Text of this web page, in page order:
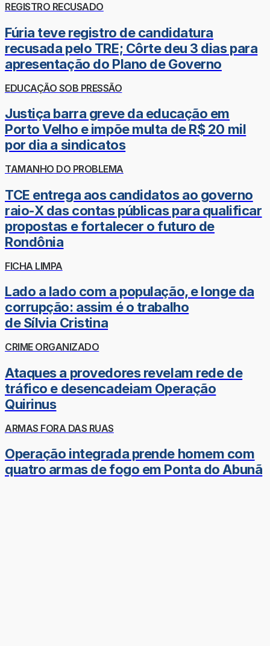
REGISTRO RECUSADO
Fúria teve registro de candidatura
recusada pelo TRE; Côrte deu 3 dias para
apresentação do Plano de Governo
EDUCAÇÃO SOB PRESSÃO
Justiça barra greve da educação em
Porto Velho e impõe multa de R$ 20 mil
por dia a sindicatos
TAMANHO DO PROBLEMA
TCE entrega aos candidatos ao governo
raio-X das contas públicas para qualificar
propostas e fortalecer o futuro de
Rondônia
FICHA LIMPA
Lado a lado com a população, e longe da
corrupção: assim é o trabalho
de Sílvia Cristina
CRIME ORGANIZADO
Ataques a provedores revelam rede de
tráfico e desencadeiam Operação
Quirinus
ARMAS FORA DAS RUAS
Operação integrada prende homem com
quatro armas de fogo em Ponta do Abunã